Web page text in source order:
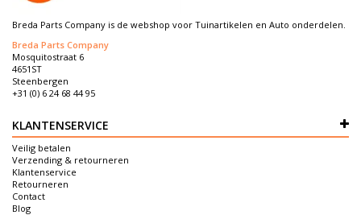
Breda Parts Company is de webshop voor Tuinartikelen en Auto onderdelen.
Breda Parts Company
Mosquitostraat 6
4651ST
Steenbergen
+31 (0) 6 24 68 44 95
KLANTENSERVICE
Veilig betalen
Verzending & retourneren
Klantenservice
Retourneren
Contact
Blog